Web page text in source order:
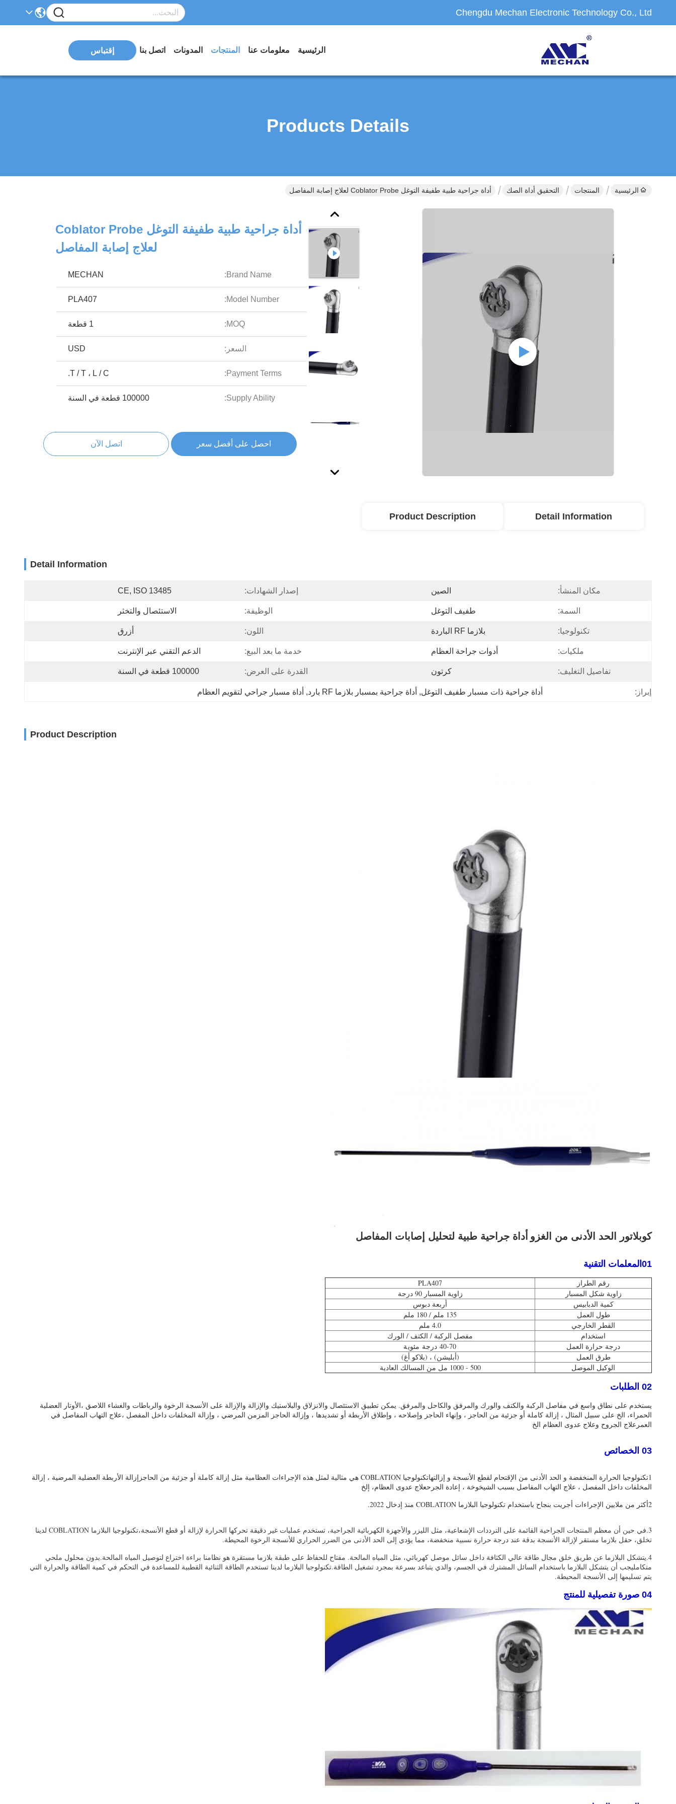
Chengdu Mechan Electronic Technology Co., Ltd
الرئيسية معلومات عنا المنتجات المدونات اتصل بنا إقتباس
Products Details
الرئيسية المنتجات التحقيق أداة الصك أداة جراحية طبية طفيفة التوغل Coblator Probe لعلاج إصابة المفاصل
أداة جراحية طبية طفيفة التوغل Coblator Probe
لعلاج إصابة المفاصل
Brand Name:
MECHAN
Model Number:
PLA407
MOQ: 1 قطعة
السعر: USD
Payment Terms: T / T ، L / C.
Supply Ability: 100000 قطعة في السنة
احصل على أفضل سعر اتصل الآن
Detail Information
Product Description
Detail Information
مكان المنشأ: الصين إصدار الشهادات: CE, ISO 13485
السمة: طفيف التوغل الوظيفة: الاستئصال والتخثر
تكنولوجيا: بلازما RF الباردة اللون: أزرق
ملكيات: أدوات جراحة العظام خدمة ما بعد البيع: الدعم التقني عبر الإنترنت
تفاصيل التغليف: كرتون القدرة على العرض: 100000 قطعة في السنة
إبراز: أداة جراحية ذات مسبار طفيف التوغل, أداة جراحية بمسبار بلازما RF بارد , أداة مسبار جراحي لتقويم العظام
Product Description
كوبلاتور الحد الأدنى من الغزو أداة جراحية طبية لتحليل إصابات المفاصل
01المعلمات التقنية
رقم الطراز
PLA407
زاوية شكل المسبار
زاوية المسبار 90 درجة
كمية الدبابيس
أربعة دبوس
طول العمل
135 ملم / 180 ملم
القطر الخارجي
4.0 ملم
استخدام
مفصل الركبة / الكتف / الورك
درجة حرارة العمل
40-70 درجة مئوية
طرق العمل
(أبليشن) ، (بلاكو أغ)
الوكيل الموصل
500 - 1000 مل من المسالك العادية
02 الطلبات
يستخدم على نطاق واسع في مفاصل الركبة والكتف والورك والمرفق والكاحل والمرفق. يمكن تطبيق الاستئصال والانزلاق والبلاستيك والإزالة والإزالة على الأنسجة الرخوة والرباطات والغشاء اللاصق ،الأوتار العضلية
الحمراء، الخ على سبيل المثال ، إزالة كاملة أو جزئية من الحاجز ، وإنهاء الحاجز وإصلاحه ، وإطلاق الأربطة أو تشديدها ، وإزالة الحاجز المزمن المرضي ، وإزالة المخلفات داخل المفصل ،علاج التهاب المفاصل في
العمرعلاج الجروح وعلاج عدوى العظام الخ
03 الخصائص
1تكنولوجيا الحرارة المنخفضة و الحد الأدنى من الإقتحام لقطع الأنسجة و إزالتهاتكنولوجيا COBLATION هي مثالية لمثل هذه الإجراءات العظامية مثل إزالة كاملة أو جزئية من الحاجزإزالة الأربطة العضلية المرضية ، إزالة
المخلفات داخل المفصل ، علاج التهاب المفاصل بسبب الشيخوخة ، إعادة الجرحعلاج عدوى العظام، إلخ
2أكثر من ملايين الإجراءات أجريت بنجاح باستخدام تكنولوجيا البلازما COBLATION منذ إدخال 2022.
3.
في حين أن معظم المنتجات الجراحية القائمة على الترددات الإشعاعية، مثل الليزر والأجهزة الكهربائية الجراحية، تستخدم عمليات غير دقيقة تحركها الحرارة لإزالة أو قطع الأنسجة،تكنولوجيا البلازما COBLATION لدينا
تخلق، حقل بلازما مستقر لإزالة الأنسجة بدقة عند درجة حرارة نسبية منخفضة، مما يؤدي إلى الحد الأدنى من الضرر الحراري للأنسجة الرخوة المحيطة.
4.يتشكل البلازما عن طريق خلق مجال طاقة عالي الكثافة داخل سائل موصل كهربائي، مثل المياه المالحة. مفتاح للحفاظ على طبقة بلازما مستقرة هو نظامنا براءة اختراع لتوصيل المياه المالحة.بدون محلول ملحي
متكامليجب أن يتشكل البلازما باستخدام السائل المشترك في الجسم، والذي يتباعد بسرعة بمجرد تشغيل الطاقة.تكنولوجيا البلازما لدينا تستخدم الطاقة الثنائية القطبية للمساعدة في التحكم في كمية الطاقة والحرارة التي
يتم تسليمها إلى الأنسجة المحيطة.
04 صورة تفصيلية للمنتج